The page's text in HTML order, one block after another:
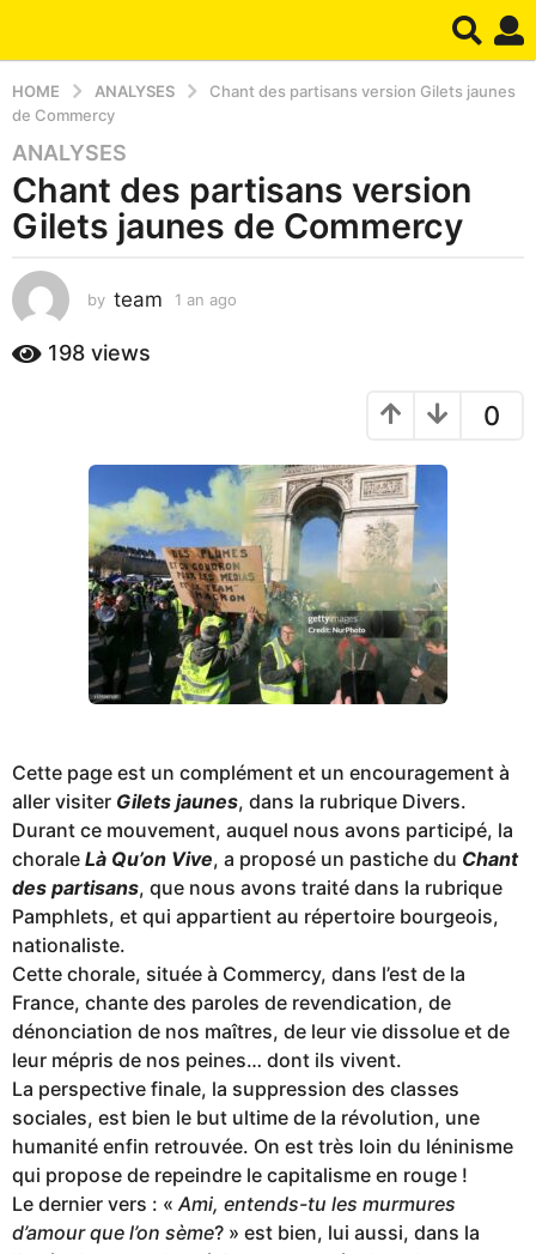
HOME ANALYSES
Chant des partisans version Gilets jaunes
de Commercy
1
a
n
a
o
1
a
ANALYSES
Chant des partisans version
Gilets jaunes de Commercy
by team 1 an ago
198 views
0
Cette page est un complément et un encouragement à
aller visiter Gilets jaunes, dans la rubrique Divers.
Durant ce mouvement, auquel nous avons participé, la
chorale Là Qu’on Vive, a proposé un pastiche du Chant
des partisans, que nous avons traité dans la rubrique
Pamphlets, et qui appartient au répertoire bourgeois,
nationaliste.
Cette chorale, située à Commercy, dans l’est de la
France, chante des paroles de revendication, de
dénonciation de nos maîtres, de leur vie dissolue et de
leur mépris de nos peines… dont ils vivent.
La perspective finale, la suppression des classes
sociales, est bien le but ultime de la révolution, une
humanité enfin retrouvée. On est très loin du léninisme
qui propose de repeindre le capitalisme en rouge !
Le dernier vers : « Ami, entends-tu les murmures
d’amour que l’on sème? » est bien, lui aussi, dans la